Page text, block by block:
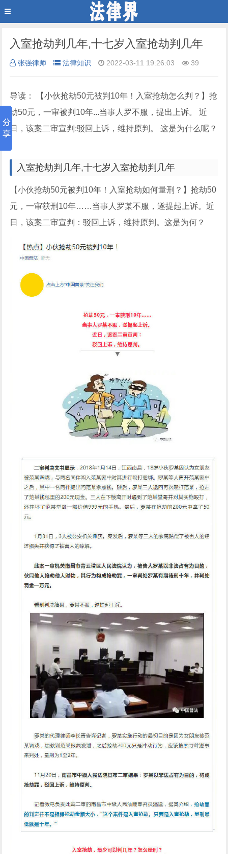
入室抢劫判几年,十七岁入室抢劫判几年
张强律师 法律知识 2022-03-11 19:26:03 39
导读： 【小伙抢劫50元被判10年！入室抢劫怎么判？】抢
劫50元，一审被判10年...当事人罗不服，提出上诉。 近
日，该案二审宣判:驳回上诉，维持原判。 这是为什么呢？​​​
入室抢劫判几年,十七岁入室抢劫判几年
【小伙抢劫50元被判10年！入室抢劫如何量刑？】抢劫50
元，一审获刑10年……当事人罗某不服，遂提起上诉。近
日，该案二审宣判：驳回上诉，维持原判。这是为何？ ​​​ ​​​​